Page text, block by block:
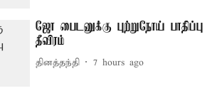
ஜோ பைடனுக்கு புற்றுநோய் பாதிப்பு
தீவிரம்
தினத்தந்தி 7 hours ago